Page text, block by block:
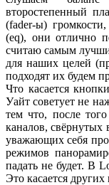
второстепенный
(fader-ы)
(eq), они отлично
считаю самым
для наших целей
подходят их будем
Что касается
Уайт советует не
тем что, после
каналов, свёрнутых
уважающих себя
режимов
падать не будет. В
Это касается других